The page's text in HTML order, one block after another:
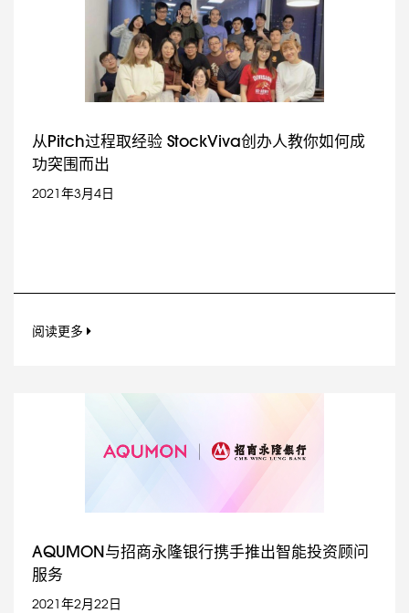
从Pitch过程取经验 StockViva创办人教你如何成
功突围而出
2021年3月4日
阅读更多
AQUMON与招商永隆银行携手推出智能投资顾问
服务
2021年2月22日